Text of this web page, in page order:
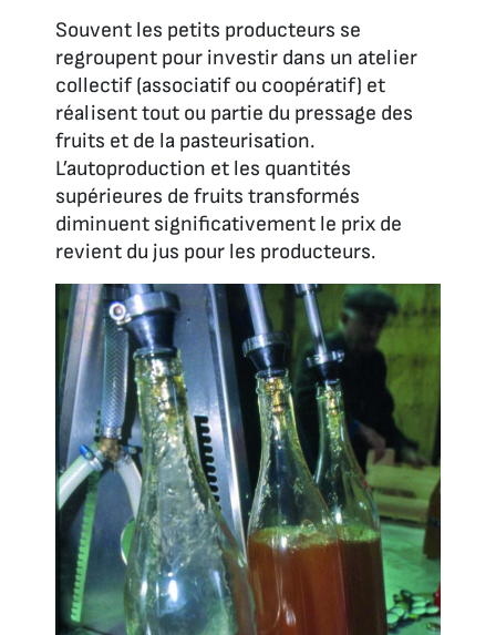
Souvent les petits producteurs se
regroupent pour investir dans un atelier
collectif (associatif ou coopératif) et
réalisent tout ou partie du pressage des
fruits et de la pasteurisation.
L’autoproduction et les quantités
supérieures de fruits transformés
diminuent significativement le prix de
revient du jus pour les producteurs.